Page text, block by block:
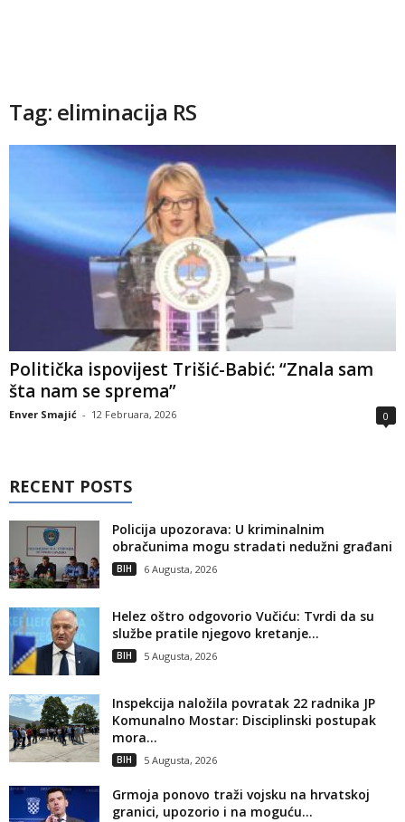
Tag: eliminacija RS
Politička ispovijest Trišić-Babić: “Znala sam
šta nam se sprema”
Enver Smajić - 12 Februara, 2026 0
RECENT POSTS
Policija upozorava: U kriminalnim
obračunima mogu stradati nedužni građani
BIH 6 Augusta, 2026
Helez oštro odgovorio Vučiću: Tvrdi da su
službe pratile njegovo kretanje...
BIH 5 Augusta, 2026
Inspekcija naložila povratak 22 radnika JP
Komunalno Mostar: Disciplinski postupak
mora...
BIH 5 Augusta, 2026
Grmoja ponovo traži vojsku na hrvatskoj
granici, upozorio i na moguću...